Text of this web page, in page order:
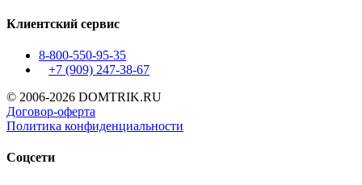
Клиентский сервис
8-800-550-95-35
+7 (909) 247-38-67
© 2006-2026 DOMTRIK.RU
Договор-оферта
Политика конфиденциальности
Соцсети